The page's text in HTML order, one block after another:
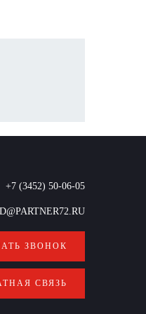
+7 (3452) 50-06-05
ЗВОНОК
СВЯЗЬ